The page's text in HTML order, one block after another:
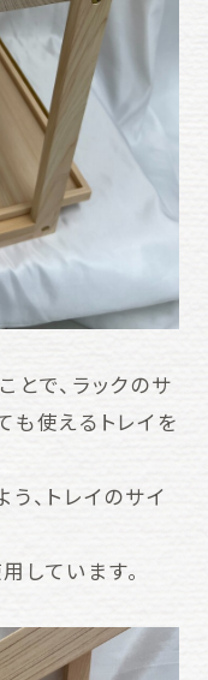
で、ラックのサ
も使えるトレイを
、トレイのサイ
しています。